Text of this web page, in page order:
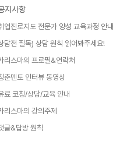
지사항
업진로지도 전문가 양성 교육과정 안내
담전 필독) 상담 원칙 읽어봐주세요!
리스마의 프로필&연락처
춘멘토 인터뷰 동영상
료 코칭/상담/교육 안내
리스마의 강의주제
글&답방 원칙